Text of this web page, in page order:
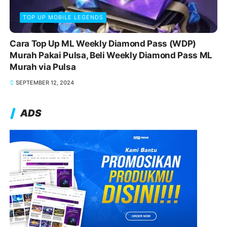
TOP UP MOBILE LEGENDS
Cara Top Up ML Weekly Diamond Pass (WDP)
Murah Pakai Pulsa, Beli Weekly Diamond Pass ML
Murah via Pulsa
SEPTEMBER 12, 2024
ADS